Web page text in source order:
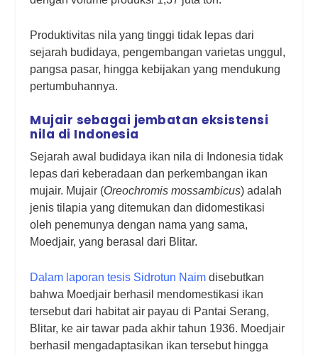
Produktivitas nila yang tinggi tidak lepas dari
sejarah budidaya, pengembangan varietas unggul,
pangsa pasar, hingga kebijakan yang mendukung
pertumbuhannya.
Mujair sebagai jembatan eksistensi
nila di Indonesia
Sejarah awal budidaya ikan nila di Indonesia tidak
lepas dari keberadaan dan perkembangan ikan
mujair. Mujair (Oreochromis mossambicus) adalah
jenis tilapia yang ditemukan dan didomestikasi
oleh penemunya dengan nama yang sama,
Moedjair, yang berasal dari Blitar.
Dalam laporan tesis Sidrotun Naim disebutkan
bahwa Moedjair berhasil mendomestikasi ikan
tersebut dari habitat air payau di Pantai Serang,
Blitar, ke air tawar pada akhir tahun 1936. Moedjair
berhasil mengadaptasikan ikan tersebut hingga